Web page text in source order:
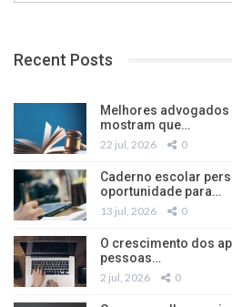
Recent Posts
Melhores
mostram que…
22 jul, 2026 0
Caderno escolar
oportunidade para…
13 jul, 2026 0
O crescimento dos
pessoas…
2 jul, 2026 0